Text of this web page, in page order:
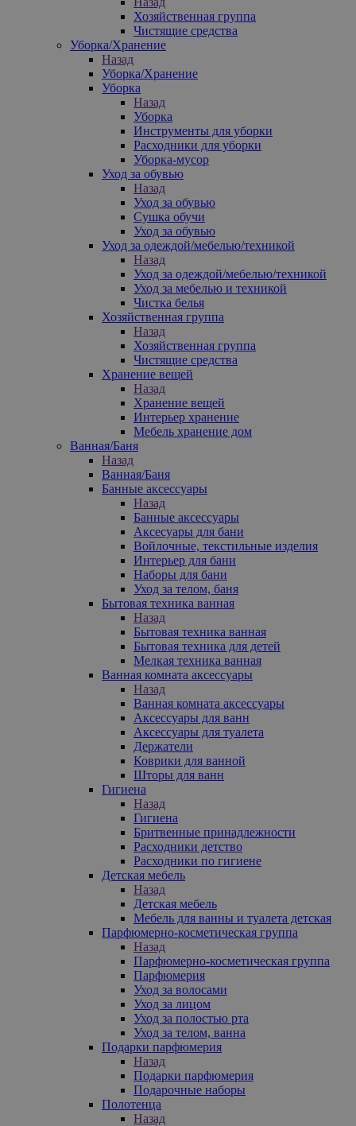
Хозяйственная группа
Чистящие средства
Уборка/Хранение
Назад
Уборка/Хранение
Уборка
Назад
Уборка
Инструменты для уборки
Расходники для уборки
Уборка-мусор
Уход за обувью
Назад
Уход за обувью
Сушка обучи
Уход за обувью
Уход за одеждой/мебелью/техникой
Назад
Уход за одеждой/мебелью/техникой
Уход за мебелью и техникой
Чистка белья
Хозяйственная группа
Назад
Хозяйственная группа
Чистящие средства
Хранение вещей
Назад
Хранение вещей
Интерьер хранение
Мебель хранение дом
Ванная/Баня
Назад
Ванная/Баня
Банные аксессуары
Назад
Банные аксессуары
Аксесуары для бани
Войлочные, текстильные изделия
Интерьер для бани
Наборы для бани
Уход за телом, баня
Бытовая техника ванная
Назад
Бытовая техника ванная
Бытовая техника для детей
Мелкая техника ванная
Ванная комната аксессуары
Назад
Ванная комната аксессуары
Аксессуары для ванн
Аксессуары для туалета
Держатели
Коврики для ванной
Шторы для ванн
Гигиена
Назад
Гигиена
Бритвенные принадлежности
Расходники детство
Расходники по гигиене
Детская мебель
Назад
Детская мебель
Мебель для ванны и туалета детская
Парфюмерно-косметическая группа
Назад
Парфюмерно-косметическая группа
Парфюмерия
Уход за волосами
Уход за лицом
Уход за полостью рта
Уход за телом, ванна
Подарки парфюмерия
Назад
Подарки парфюмерия
Подарочные наборы
Полотенца
Назад